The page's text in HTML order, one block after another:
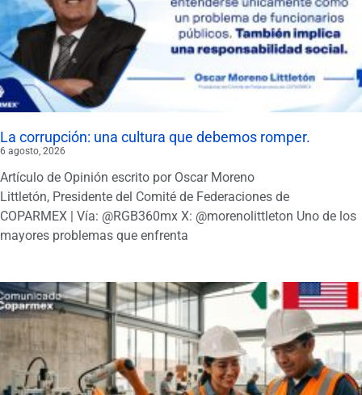
La corrupción: una cultura que debemos romper.
6 agosto, 2026
Artículo de Opinión escrito por Oscar Moreno
Littletón, Presidente del Comité de Federaciones de
COPARMEX | Vía: @RGB360mx X: @morenolittleton Uno de los
mayores problemas que enfrenta